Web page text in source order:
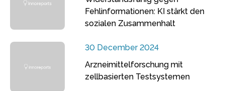
Fehlinformationen: KI stärkt den
sozialen Zusammenhalt
30 December 2024
Arzneimittelforschung mit
zellbasierten Testsystemen